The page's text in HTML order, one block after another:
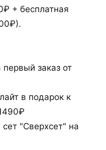
+ бесплатная
первый заказ от
в подарок к
"Сверхсет" на